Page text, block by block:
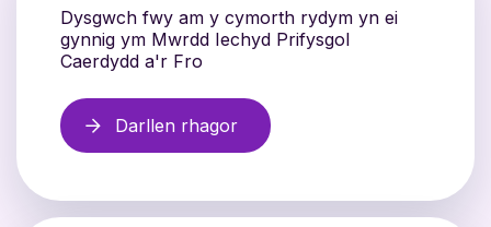
Dysgwch fwy am y cymorth rydym yn ei
gynnig ym Mwrdd Iechyd Prifysgol
Caerdydd a'r Fro
Darllen rhagor